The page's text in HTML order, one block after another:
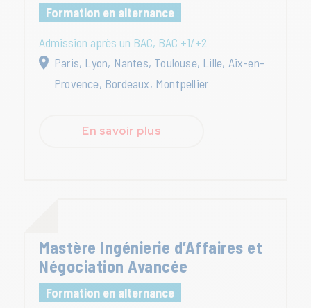
Formation en alternance
Admission après un BAC, BAC +1/+2
Paris, Lyon, Nantes, Toulouse, Lille, Aix-en-
Provence, Bordeaux, Montpellier
En savoir plus
Mastère Ingénierie d’Affaires et
Négociation Avancée
Formation en alternance